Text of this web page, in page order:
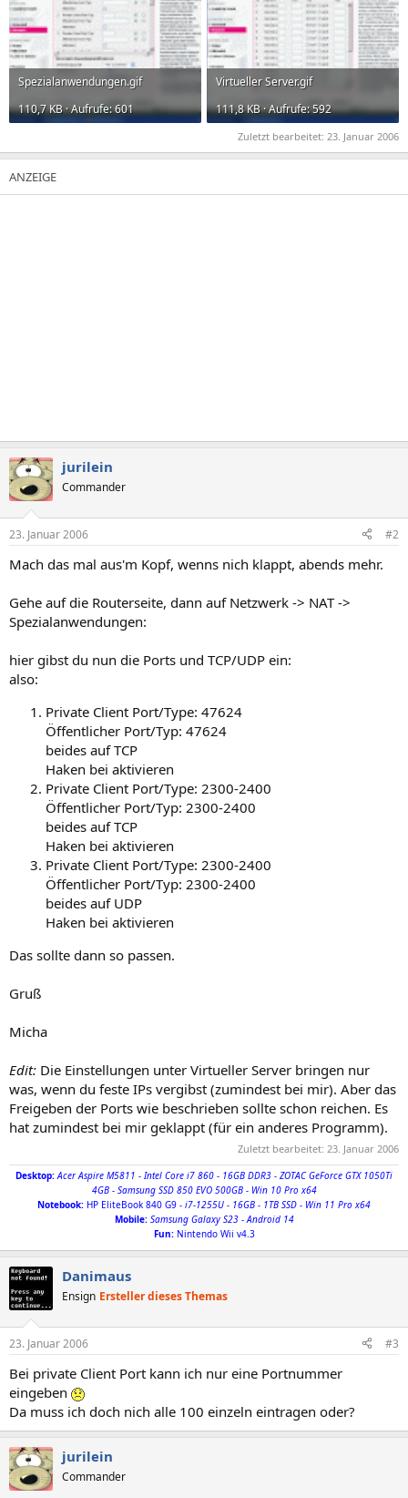
Spezialanwendungen.gif
110,7 KB · Aufrufe: 601
Virtueller Server.gif
111,8 KB · Aufrufe: 592
Zuletzt bearbeitet: 23. Januar 2006
jurilein
Commander
23. Januar 2006 #2
Mach das mal aus'm Kopf, wenns nich klappt, abends mehr.
Gehe auf die Routerseite, dann auf Netzwerk -> NAT ->
Spezialanwendungen:
hier gibst du nun die Ports und TCP/UDP ein:
also:
Private Client Port/Type: 47624
Öffentlicher Port/Typ: 47624
beides auf TCP
Haken bei aktivieren
Private Client Port/Type: 2300-2400
Öffentlicher Port/Typ: 2300-2400
beides auf TCP
Haken bei aktivieren
Private Client Port/Type: 2300-2400
Öffentlicher Port/Typ: 2300-2400
beides auf UDP
Haken bei aktivieren
Das sollte dann so passen.
Gruß
Micha
Edit: Die Einstellungen unter Virtueller Server bringen nur
was, wenn du feste IPs vergibst (zumindest bei mir). Aber das
Freigeben der Ports wie beschrieben sollte schon reichen. Es
hat zumindest bei mir geklappt (für ein anderes Programm).
Zuletzt bearbeitet: 23. Januar 2006
Desktop:Acer Aspire M5811 - Intel Core i7 860 - 16GB DDR3 - ZOTAC GeForce GTX 1050Ti
4GB - Samsung SSD 850 EVO 500GB - Win 10 Pro x64
Notebook: HP EliteBook 840 G9 - i7-1255U - 16GB - 1TB SSD - Win 11 Pro x64
Mobile: Samsung Galaxy S23 - Android 14
Fun: Nintendo Wii v4.3
Danimaus
Ensign Ersteller dieses Themas
23. Januar 2006 #3
Bei private Client Port kann ich nur eine Portnummer
eingeben
Da muss ich doch nich alle 100 einzeln eintragen oder?
jurilein
Commander